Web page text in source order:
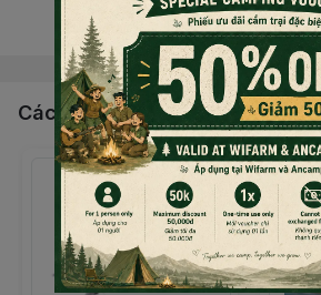
Chất liệu: Hợp kim nhôm
Chất liệu cán (tay cầm) và đầu gậy:
Có giảm sóc trợ lực bằng lò xo, giúp
gậy thoải mái, đỡ mỏi hơn
Sử dụng để hỗ trợ việc đi lại, di chuyển
Trekking, giúp đỡ mệt, giảm tải cho đôi
Màu sẵc: Black, Blue, Red
Đọc thêm nội
Các sản phẩm, dịch vụ khác